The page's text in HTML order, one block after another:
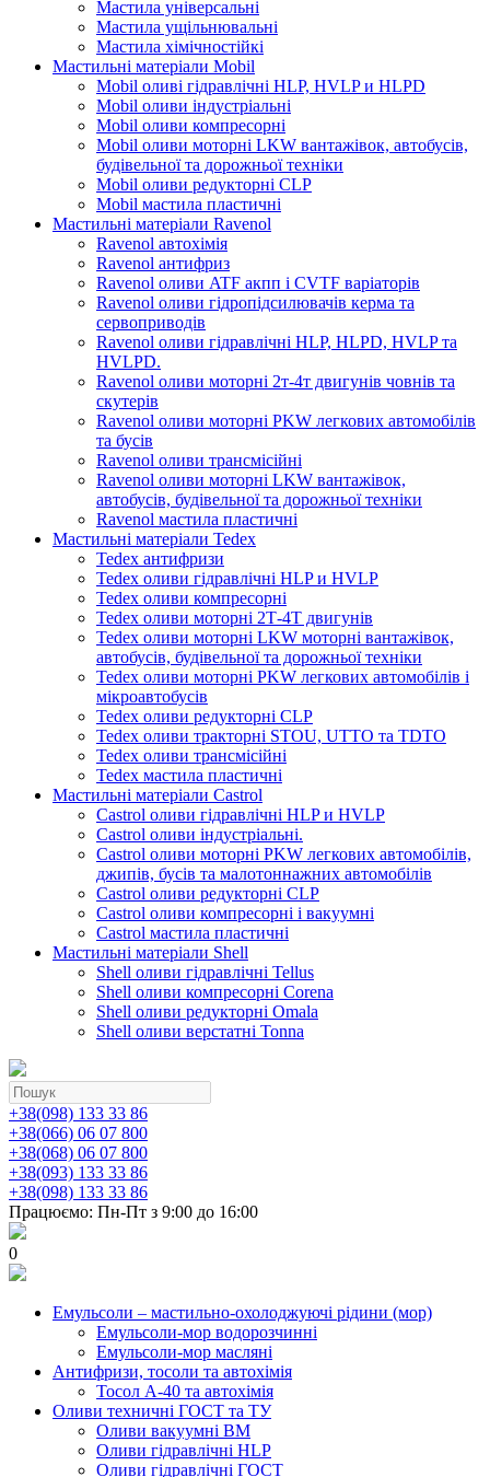
Мастила універсальні
Мастила ущільнювальні
Мастила хімічностійкі
Мастильні матеріали Mobil
Mobil оливі гідравлічні HLP, HVLP и HLPD
Mobil оливи індустріальні
Mobil оливи компресорні
Mobil оливи моторні LKW вантажівок, автобусів,
будівельної та дорожньої техніки
Mobil оливи редукторні CLP
Mobil мастила пластичні
Мастильні матеріали Ravenol
Ravenol автохімія
Ravenol антифриз
Ravenol оливи ATF акпп і CVTF варіаторів
Ravenol оливи гідропідсилювачів керма та
сервоприводів
Ravenol оливи гідравлічні HLP, HLPD, HVLP та
HVLPD.
Ravenol оливи моторні 2т-4т двигунів човнів та
скутерів
Ravenol оливи моторні PKW легкових автомобілів
та бусів
Ravenol оливи трансмісійні
Ravenol оливи моторні LKW вантажівок,
автобусів, будівельної та дорожньої техніки
Ravenol мастила пластичні
Мастильні матеріали Tedex
Tedex антифризи
Tedex оливи гідравлічні HLP и HVLP
Tedex оливи компресорні
Tedex оливи моторні 2Т-4Т двигунів
Tedex оливи моторні LKW моторні вантажівок,
автобусів, будівельної та дорожньої техніки
Tedex оливи моторні PKW легкових автомобілів і
мікроавтобусів
Tedex оливи редукторні CLP
Tedex оливи тракторні STOU, UTTO та TDTO
Tedex оливи трансмісійні
Tedex мастила пластичні
Мастильні матеріали Castrol
Castrol оливи гідравлічні HLP и HVLP
Castrol оливи індустріальні.
Castrol оливи моторні PKW легкових автомобілів,
джипів, бусів та малотоннажних автомобілів
Castrol оливи редукторні CLP
Castrol оливи компресорні і вакуумні
Castrol мастила пластичні
Мастильні матеріали Shell
Shell оливи гідравлічні Tellus
Shell оливи компресорні Corena
Shell оливи редукторні Omala
Shell оливи верстатні Tonna
+38(098) 133 33 86
+38(066) 06 07 800
+38(068) 06 07 800
+38(093) 133 33 86
+38(098) 133 33 86
Працюємо: Пн-Пт з 9:00 до 16:00
0
Емульсоли – мастильно-охолоджуючі рідини (мор)
Емульсоли-мор водорозчинні
Емульсоли-мор масляні
Антифризи, тосоли та автохімія
Тосол А-40 та автохімія
Оливи техничні ГОСТ та ТУ
Оливи вакуумні ВМ
Оливи гідравлічні HLP
Оливи гідравлічні ГОСТ